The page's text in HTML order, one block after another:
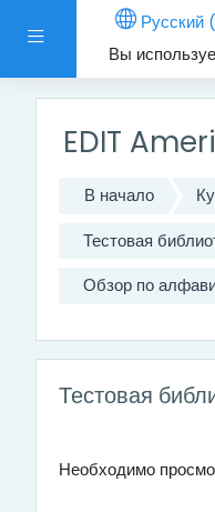
Боковая панель
Русский
Вы
Перейти к основному
EDIT
В начало
Тестовая
Обзор по
Тестовая
Необходимо